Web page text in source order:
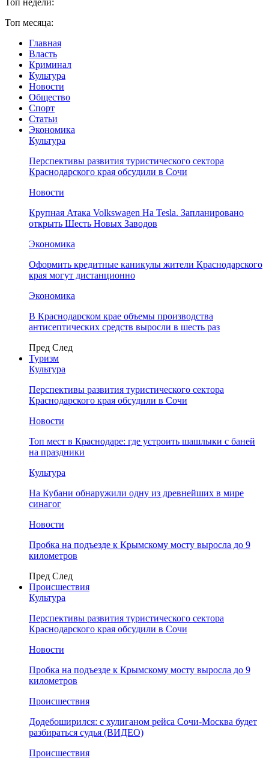
Топ месяца:
Главная
Власть
Криминал
Культура
Новости
Общество
Спорт
Статьи
Экономика
Культура
Перспективы развития туристического сектора
Краснодарского края обсудили в Сочи
Новости
Крупная Атака Volkswagen На Tesla. Запланировано
открыть Шесть Новых Заводов
Экономика
Оформить кредитные каникулы жители Краснодарского
края могут дистанционно
Экономика
В Краснодарском крае объемы производства
антисептических средств выросли в шесть раз
Пред След
Туризм
Культура
Перспективы развития туристического сектора
Краснодарского края обсудили в Сочи
Новости
Топ мест в Краснодаре: где устроить шашлыки с баней
на праздники
Культура
На Кубани обнаружили одну из древнейших в мире
синагог
Новости
Пробка на подъезде к Крымскому мосту выросла до 9
километров
Пред След
Происшествия
Культура
Перспективы развития туристического сектора
Краснодарского края обсудили в Сочи
Новости
Пробка на подъезде к Крымскому мосту выросла до 9
километров
Происшествия
Додебоширился: с хулиганом рейса Сочи-Москва будет
разбираться судья (ВИДЕО)
Происшествия